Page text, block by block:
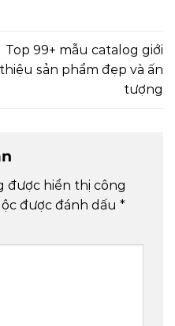
Top 99+ mẫu catalog giới
thiệu sản phẩm đẹp và ấn
tượng
được hiển thị công
được đánh dấu *